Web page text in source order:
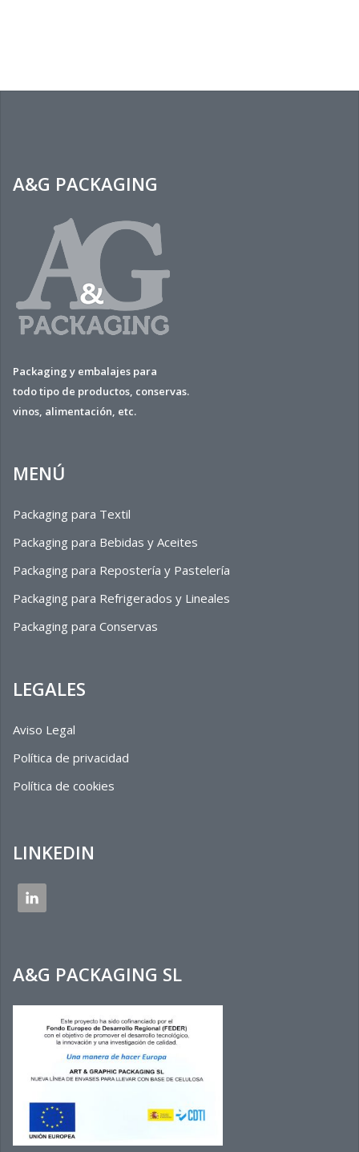
A&G PACKAGING
Packaging y embalajes para
todo tipo de productos, conservas.
vinos, alimentación, etc.
MENÚ
Packaging para Textil
Packaging para Bebidas y Aceites
Packaging para Repostería y Pastelería
Packaging para Refrigerados y Lineales
Packaging para Conservas
LEGALES
Aviso Legal
Política de privacidad
Política de cookies
LINKEDIN
A&G PACKAGING SL